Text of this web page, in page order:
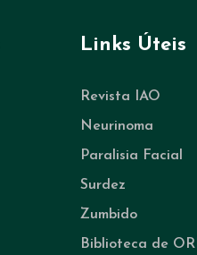
Links Úteis
Revista IAO
Neurinoma
Paralisia Facial
Surdez
Zumbido
Biblioteca de